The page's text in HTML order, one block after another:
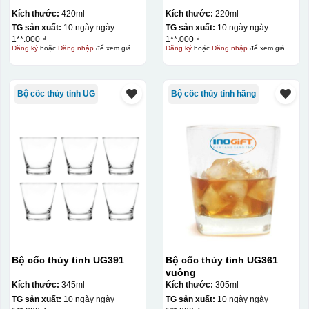
đây là kiểu hộp quay xách lót lụa chỉ khác là thêm quai
thêm tiền
Hộp xi lót lụa
Hộp xi ấm chén
Kích thước: 420ml
TG sản xuất: 10 ngày ngày
1**.000 ₫
Đăng kýhoặc Đăng nhậpđể xem giá
Kích thước: 220ml
TG sản xuất: 10 ngày ngày
1**.000 ₫
Đăng kýhoặc Đăng nhậpđể xem giá
Bộ cốc thủy tinh UG
Bộ cốc thủy tinh UG391
Kích thước: 345ml
TG sản xuất: 10 ngày ngày
Bộ cốc thủy tinh hãng
Bộ cốc thủy tinh UG361
vuông
Kích thước: 305ml
TG sản xuất: 10 ngày ngày